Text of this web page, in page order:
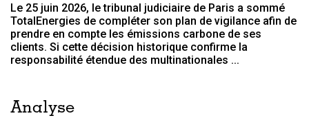
Le 25 juin 2026, le tribunal judiciaire de Paris a sommé
TotalEnergies de compléter son plan de vigilance afin de
prendre en compte les émissions carbone de ses
clients. Si cette décision historique confirme la
responsabilité étendue des multinationales ...
Analyse